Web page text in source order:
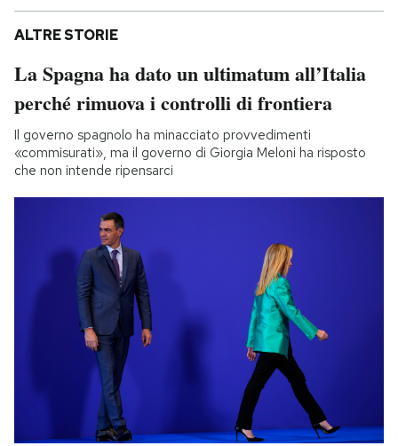
ALTRE STORIE
La Spagna ha dato un ultimatum all’Italia
perché rimuova i controlli di frontiera
Il governo spagnolo ha minacciato provvedimenti
«commisurati», ma il governo di Giorgia Meloni ha risposto
che non intende ripensarci